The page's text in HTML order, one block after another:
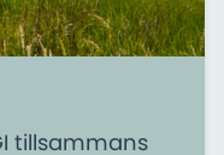
tillsammans